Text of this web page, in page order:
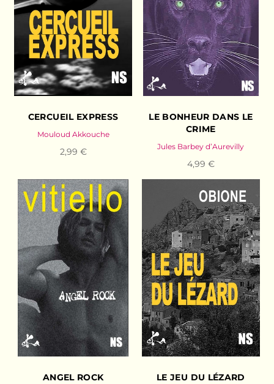
CERCUEIL EXPRESS
Mouloud Akkouche
2,99 €
LE BONHEUR DANS LE
CRIME
Jules Barbey d’Aurevilly
4,99 €
ANGEL ROCK LE JEU DU LÉZARD